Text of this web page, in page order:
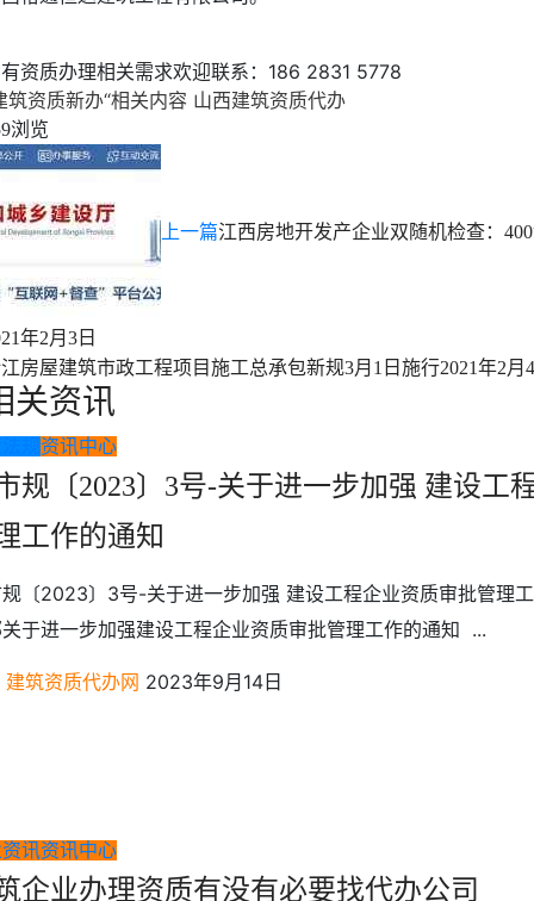
资质办理相关需求欢迎联系：186 2831 5778
筑资质新办“相关内容 山西建筑资质代办
浏览
上一篇江西房地开发产企业双随机检查：
年2月3日
房屋建筑市政工程项目施工总承包新规3月1日施行2021年2月
关资讯
资讯中心
规〔2023〕3号-关于进一步加强 建设工
工作的通知
〔2023〕3号-关于进一步加强 建设工程企业资质审批管理
于进一步加强建设工程企业资质审批管理工作的通知 ...
建筑资质代办网 2023年9月14日
讯资讯中心
企业办理资质有没有必要找代办公司